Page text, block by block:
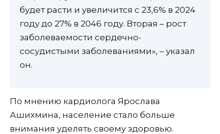
будет расти и увеличится с 23,6% в 2024
году до 27% в 2046 году. Вторая – рост
заболеваемости сердечно-
сосудистыми заболеваниями», – указал
он.
По мнению кардиолога Ярослава
Ашихмина, население стало больше
внимания уделять своему здоровью.